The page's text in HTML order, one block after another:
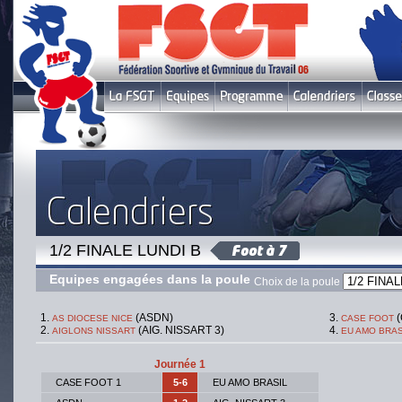
Choix de la poule
1/2 FINALE LUNDI B
Equipes engagées dans la poule
AS DIOCESE NICE (ASDN)
AIGLONS NISSART (AIG. NISSART 3)
CASE FOOT
EU AMO
Journée 1
CASE FOOT 1 5-6
EU AMO BRASIL